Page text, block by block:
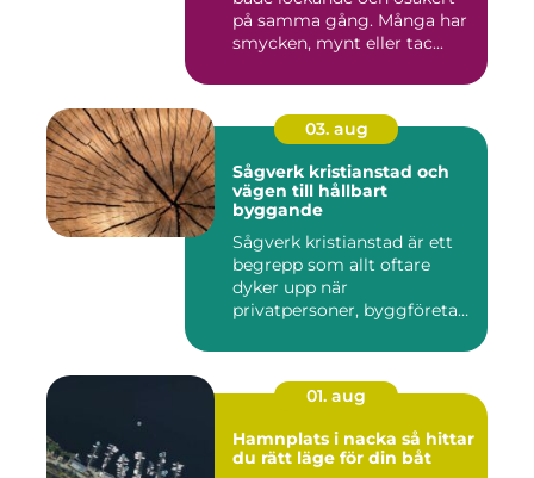
på samma gång. Många har
smycken, mynt eller tac...
03. aug
Sågverk kristianstad och
vägen till hållbart
byggande
Sågverk kristianstad är ett
begrepp som allt oftare
dyker upp när
privatpersoner, byggföretag
01. aug
Hamnplats i nacka så hittar
du rätt läge för din båt